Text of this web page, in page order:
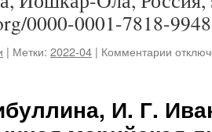
0000-0001-7818-9948
| Метки: 2022-04 | Комментарии к
И. Г.